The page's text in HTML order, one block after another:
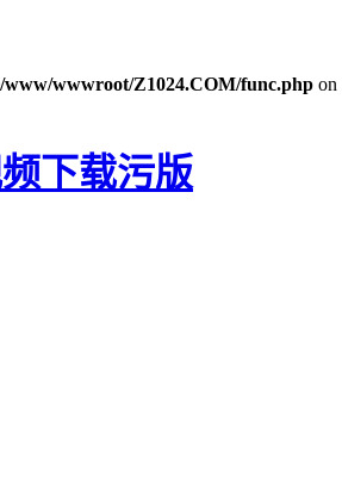
www/wwwroot/Z1024.COM/func.php on
下载污版